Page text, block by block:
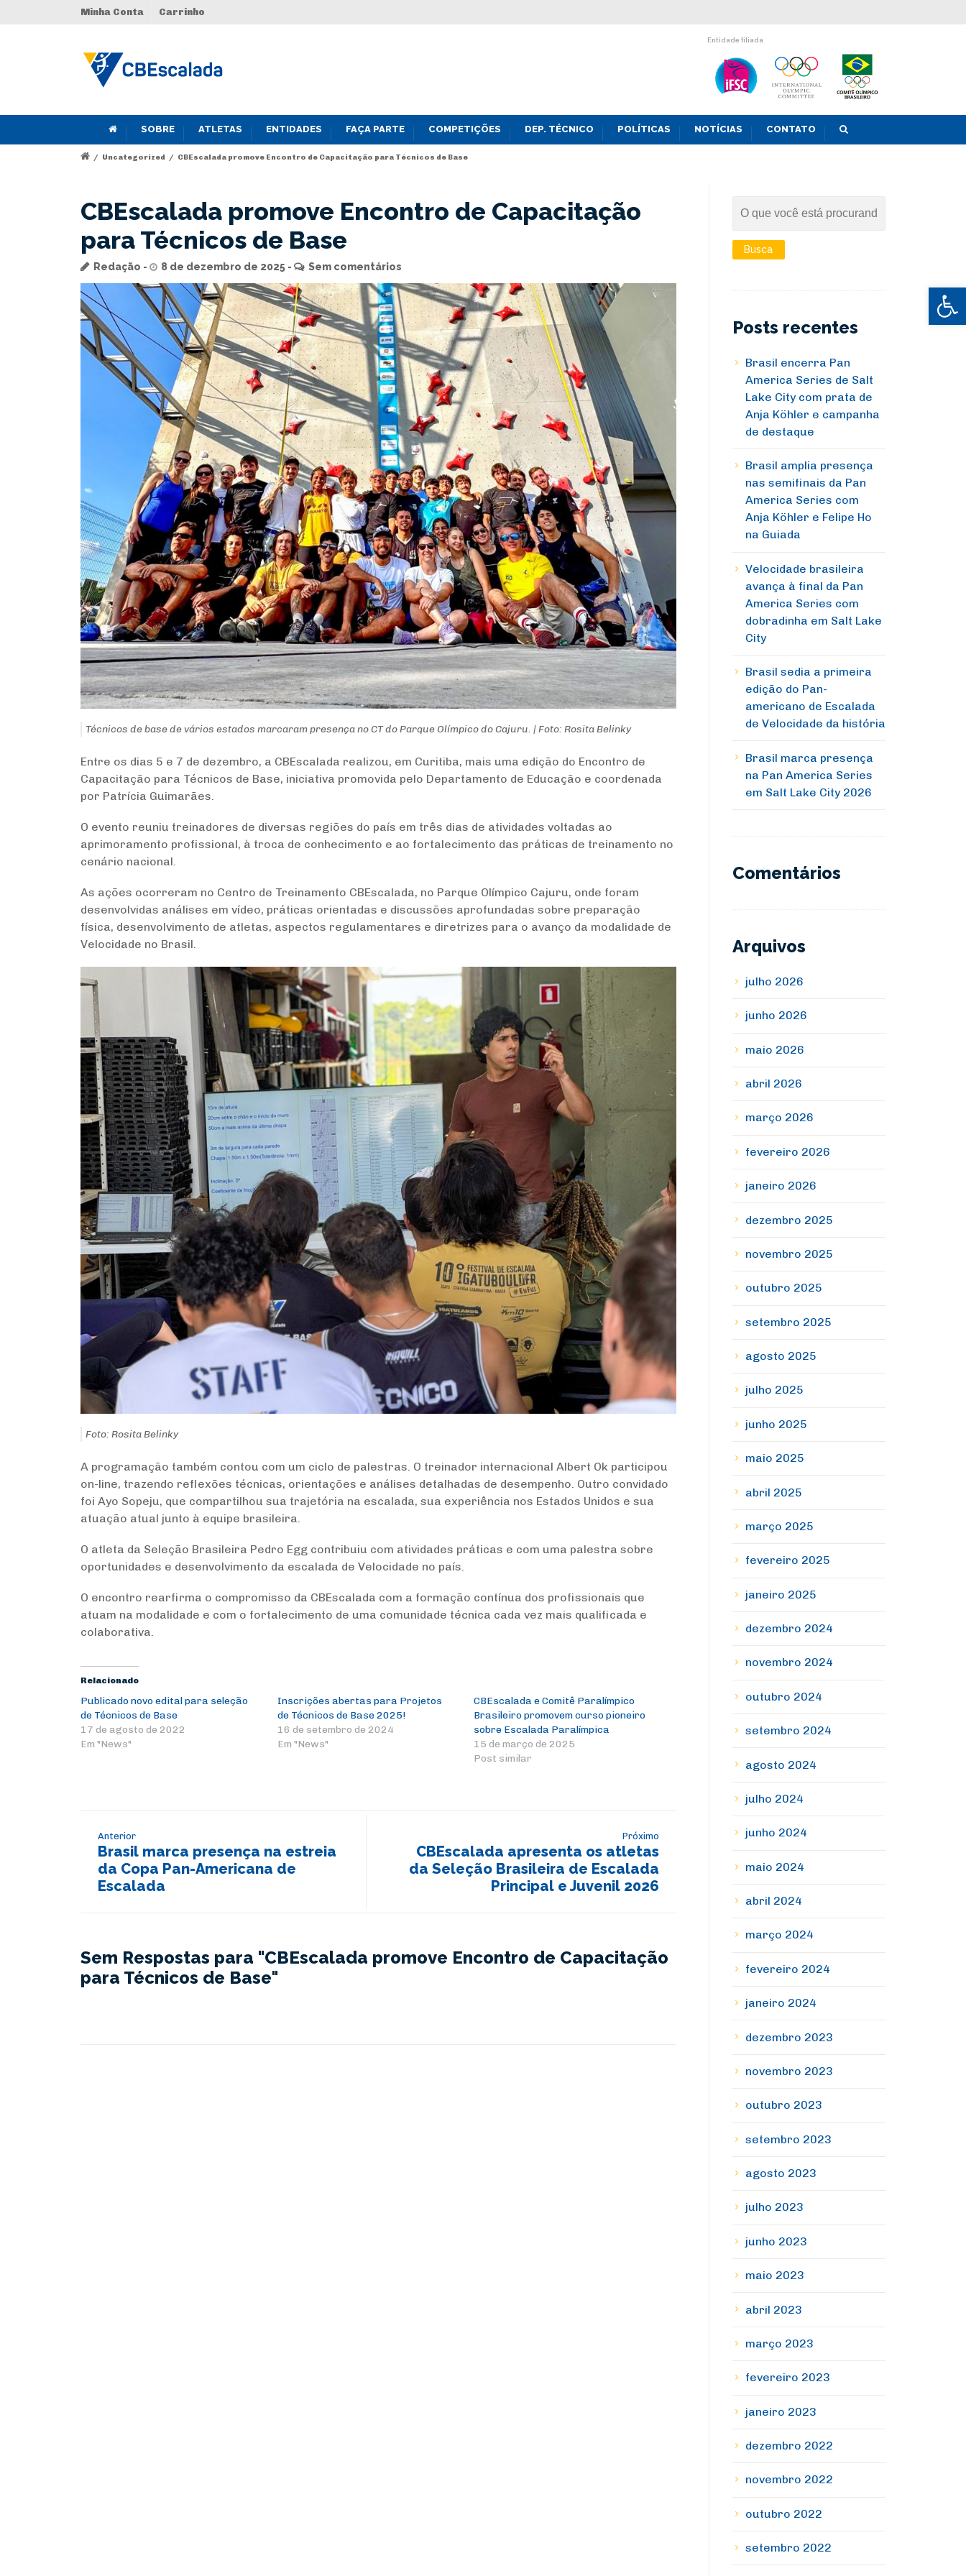
Abrir
Minha Conta Carrinho
Entidade filiada
SOBRE ATLETAS ENTIDADES FAÇA PARTE COMPETIÇÕES DEP. TÉCNICO POLÍTICAS NOTÍCIAS CONTATO
/ Uncategorized / CBEscalada promove Encontro de Capacitação para Técnicos de Base
CBEscalada promove Encontro de Capacitação
para Técnicos de Base
Redação 8 de dezembro de 2025 Sem comentários
Técnicos de base de vários estados marcaram presença no CT do Parque Olímpico do Cajuru. | Foto: Rosita Belinky
Entre os dias 5 e 7 de dezembro, a CBEscalada realizou, em Curitiba, mais uma edição do Encontro de
Capacitação para Técnicos de Base, iniciativa promovida pelo Departamento de Educação e coordenada
por Patrícia Guimarães.
O evento reuniu treinadores de diversas regiões do país em três dias de atividades voltadas ao
aprimoramento profissional, à troca de conhecimento e ao fortalecimento das práticas de treinamento no
cenário nacional.
As ações ocorreram no Centro de Treinamento CBEscalada, no Parque Olímpico Cajuru, onde foram
desenvolvidas análises em vídeo, práticas orientadas e discussões aprofundadas sobre preparação
física, desenvolvimento de atletas, aspectos regulamentares e diretrizes para o avanço da modalidade de
Velocidade no Brasil.
Foto: Rosita Belinky
A programação também contou com um ciclo de palestras. O treinador internacional Albert Ok participou
on-line, trazendo reflexões técnicas, orientações e análises detalhadas de desempenho. Outro convidado
foi Ayo Sopeju, que compartilhou sua trajetória na escalada, sua experiência nos Estados Unidos e sua
atuação atual junto à equipe brasileira.
O atleta da Seleção Brasileira Pedro Egg contribuiu com atividades práticas e com uma palestra sobre
oportunidades e desenvolvimento da escalada de Velocidade no país.
O encontro rearfirma o compromisso da CBEscalada com a formação contínua dos profissionais que
atuam na modalidade e com o fortalecimento de uma comunidade técnica cada vez mais qualificada e
colaborativa.
Relacionado
Publicado novo edital para seleção
de Técnicos de Base
17 de agosto de 2022
Em "News"
Inscrições abertas para Projetos
de Técnicos de Base 2025!
16 de setembro de 2024
Em "News"
CBEscalada e Comitê Paralímpico
Brasileiro promovem curso pioneiro
sobre Escalada Paralímpica
15 de março de 2025
Post similar
Anterior
Brasil marca presença na estreia
da Copa Pan-Americana de
Escalada
Próximo
CBEscalada apresenta os atletas
da Seleção Brasileira de Escalada
Principal e Juvenil 2026
Sem Respostas para "CBEscalada promove Encontro de Capacitação
para Técnicos de Base"
Posts recentes
Brasil encerra Pan
America Series de Salt
Lake City com prata de
Anja Köhler e campanha
de destaque
Brasil amplia presença
nas semifinais da Pan
America Series com
Anja Köhler e Felipe Ho
na Guiada
Velocidade brasileira
avança à final da Pan
America Series com
dobradinha em Salt Lake
City
Brasil sedia a primeira
edição do Pan-
americano de Escalada
de Velocidade da história
Brasil marca presença
na Pan America Series
em Salt Lake City 2026
Comentários
Arquivos
julho 2026
junho 2026
maio 2026
abril 2026
março 2026
fevereiro 2026
janeiro 2026
dezembro 2025
novembro 2025
outubro 2025
setembro 2025
agosto 2025
julho 2025
junho 2025
maio 2025
abril 2025
março 2025
fevereiro 2025
janeiro 2025
dezembro 2024
novembro 2024
outubro 2024
setembro 2024
agosto 2024
julho 2024
junho 2024
maio 2024
abril 2024
março 2024
fevereiro 2024
janeiro 2024
dezembro 2023
novembro 2023
outubro 2023
setembro 2023
agosto 2023
julho 2023
junho 2023
maio 2023
abril 2023
março 2023
fevereiro 2023
janeiro 2023
dezembro 2022
novembro 2022
outubro 2022
setembro 2022